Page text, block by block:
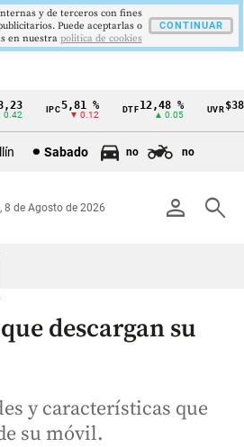
IPC5,81 %
▼ 0.12
DTF12,48 %
▲ 0.05
UVR
Sabado no no
person search
, 8 de Agosto de 2026
descargan su
y características que
su móvil.
y de terceros con fines
Puede aceptarlas o
en nuestra politica de cookies
CONTINUAR